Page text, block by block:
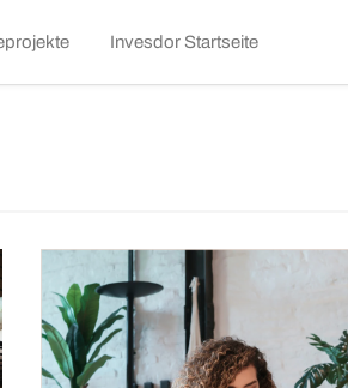
to
Invesdor Startseite